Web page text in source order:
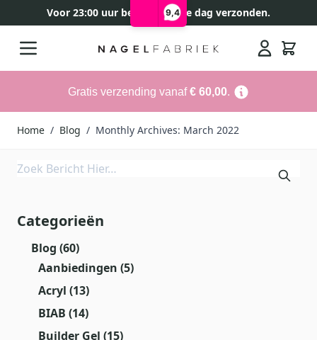
9,4
Voor 23:00 uur besteld, zelfde dag verzonden.
Gratis verzending vanaf€ 60,00.
Home / Blog / Monthly Archives: March 2022
Categorieën
Blog (60)
Aanbiedingen (5)
Acryl (13)
BIAB (14)
Builder Gel (15)